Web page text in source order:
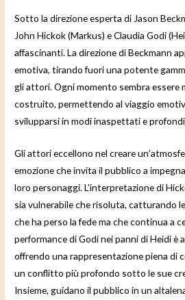
Sotto la direzione esperta di Jason
John Hickok (Markus) e Claudia Godi
affascinanti. La direzione di Beckmann
emotiva, tirando fuori una potente
gli attori. Ogni momento sembra essere
costruito, permettendo al viaggio
svilupparsi in modi inaspettati e
Gli attori eccellono nel creare
emozione che invita il pubblico a
loro personaggi. L’interpretazione di
sia vulnerabile che risoluta, catturando
che ha perso la fede ma che continua a
performance di Godi nei panni di Heidi
offrendo una rappresentazione piena di
un conflitto più profondo sotto le sue
Insieme, guidano il pubblico in un